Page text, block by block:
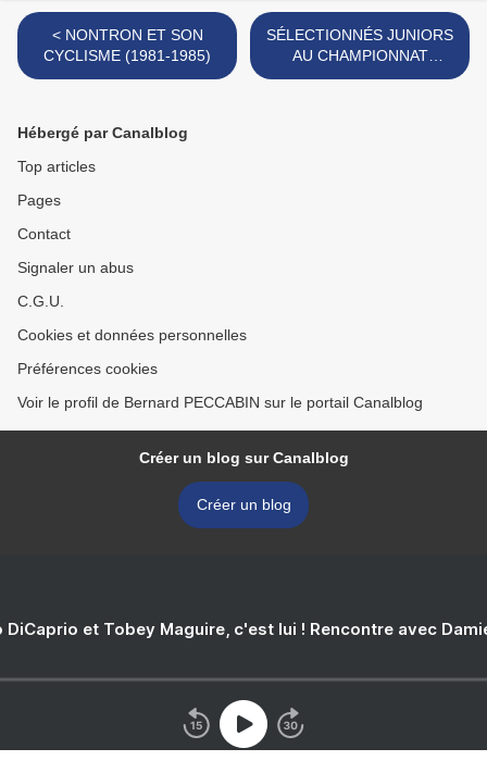
< NONTRON ET SON
CYCLISME (1981-1985)
SÉLECTIONNÉS JUNIORS
AU CHAMPIONNAT
D’AQUITAINE 1966 >
Hébergé par Canalblog
Top articles
Pages
Contact
Signaler un abus
C.G.U.
Cookies et données personnelles
Préférences cookies
Voir le profil de Bernard PECCABIN sur le portail Canalblog
Créer un blog sur Canalblog
Créer un blog
DiCaprio et Tobey Maguire, c'est lui ! Rencontre avec